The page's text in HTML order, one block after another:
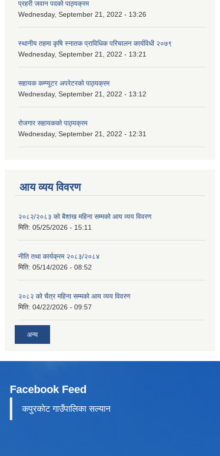
प्रहरी जवान पदको पाठ्यक्रम
Wednesday, September 21, 2022 - 13:26
स्थानीय तहमा कृषि स्नातक प्राविधिक परिचालन कार्यविधी २०७९
Wednesday, September 21, 2022 - 13:21
सहायक कम्प्यूटर अपरेटरको पाठ्यक्रम
Wednesday, September 21, 2022 - 13:12
रोजगार सहायकको पाठ्यक्रम
Wednesday, September 21, 2022 - 12:31
आय व्यय विवरण
२०८२/२०८३ को बैशाख महिना सम्मको आय व्यय विवरण
मिति: 05/25/2026 - 15:11
नीति तथा कार्यक्रम २०८३/२०८४
मिति: 05/14/2026 - 08:52
२०८२ को चैत्र महिना सम्मको आय व्यय विवरण
मिति: 04/22/2026 - 09:57
अन्य
Facebook Feed
कपुरकाेट गाउँपालिका सल्यान